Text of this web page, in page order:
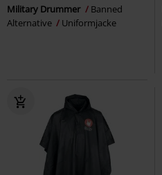
Military Drummer
Banned
Alternative
Uniformjacke